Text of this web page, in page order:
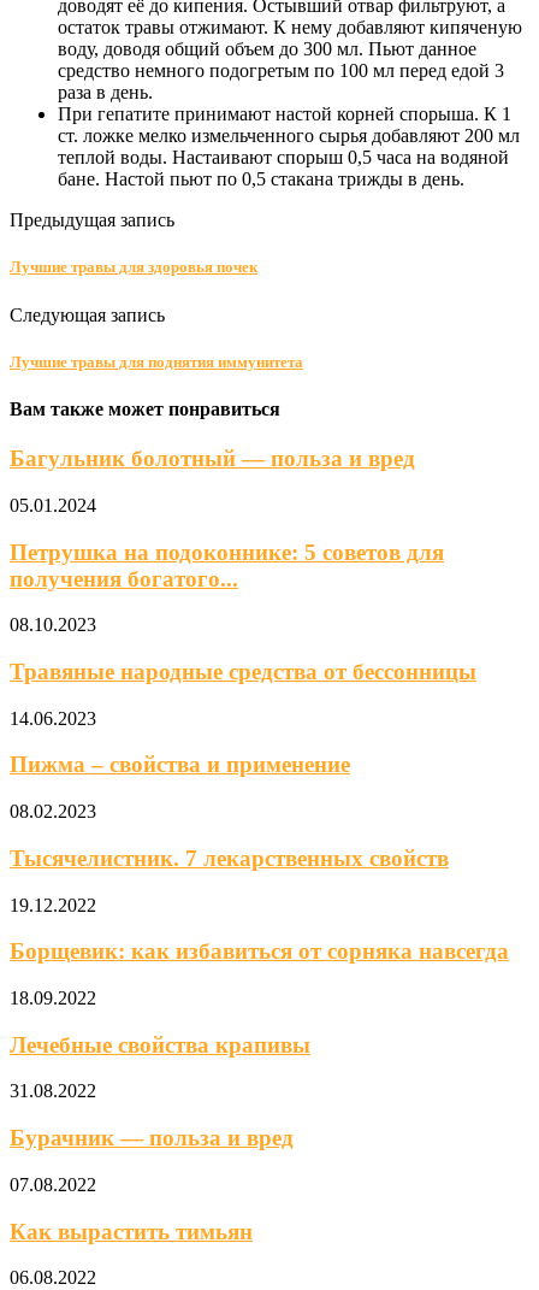
доводят её до кипения. Остывший отвар фильтруют, а
остаток травы отжимают. К нему добавляют кипяченую
воду, доводя общий объем до 300 мл. Пьют данное
средство немного подогретым по 100 мл перед едой 3
раза в день.
При гепатите принимают настой корней спорыша. К 1
ст. ложке мелко измельченного сырья добавляют 200 мл
теплой воды. Настаивают спорыш 0,5 часа на водяной
бане. Настой пьют по 0,5 стакана трижды в день.
Предыдущая запись
Лучшие травы для здоровья почек
Следующая запись
Лучшие травы для поднятия иммунитета
Вам также может понравиться
Багульник болотный — польза и вред
05.01.2024
Петрушка на подоконнике: 5 советов для
получения богатого...
08.10.2023
Травяные народные средства от бессонницы
14.06.2023
Пижма – свойства и применение
08.02.2023
Тысячелистник. 7 лекарственных свойств
19.12.2022
Борщевик: как избавиться от сорняка навсегда
18.09.2022
Лечебные свойства крапивы
31.08.2022
Бурачник — польза и вред
07.08.2022
Как вырастить тимьян
06.08.2022